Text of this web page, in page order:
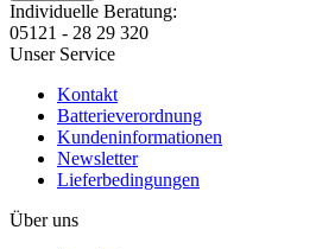
Individuelle Beratung:
05121 - 28 29 320
Unser Service
Kontakt
Batterieverordnung
Kundeninformationen
Newsletter
Lieferbedingungen
Über uns